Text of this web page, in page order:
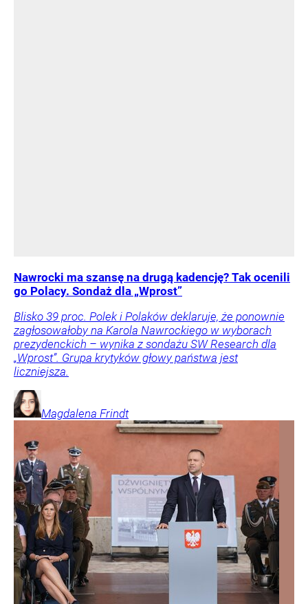
Nawrocki ma szansę na drugą kadencję? Tak ocenili
go Polacy. Sondaż dla „Wprost”
Blisko 39 proc. Polek i Polaków deklaruje, że ponownie
zagłosowałoby na Karola Nawrockiego w wyborach
prezydenckich – wynika z sondażu SW Research dla
„Wprost”. Grupa krytyków głowy państwa jest
liczniejsza.
Magdalena Frindt